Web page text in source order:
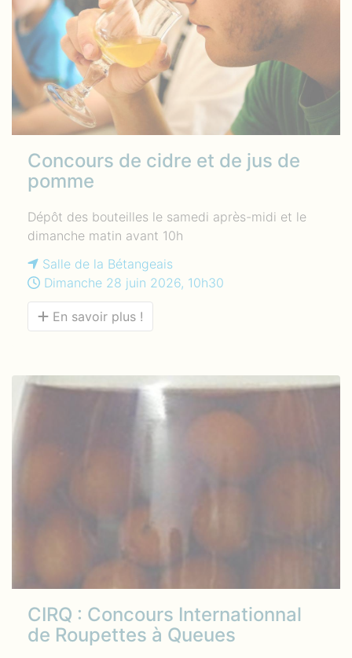
Concours de cidre et de jus de
pomme
Dépôt des bouteilles le samedi après-midi et le
dimanche matin avant 10h
Salle de la Bétangeais
Dimanche 28 juin 2026, 10h30
En savoir plus !
CIRQ : Concours Internationnal
de Roupettes à Queues